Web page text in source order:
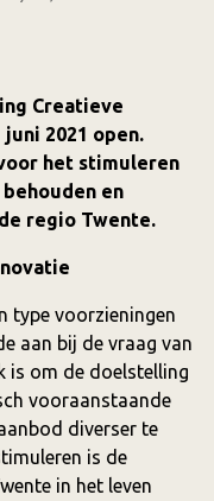
Creatieve
2021 open.
het stimuleren
en
regio Twente.
type voorzieningen
aan bij de vraag van
is om de doelstelling
vooraanstaande
diverser te
is de
in het leven